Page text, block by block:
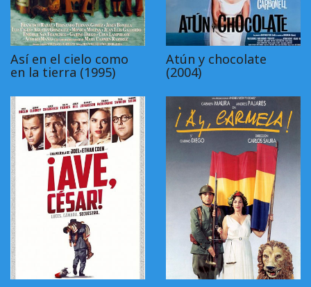
Así en el cielo como
en la tierra (1995)
Atún y chocolate
(2004)